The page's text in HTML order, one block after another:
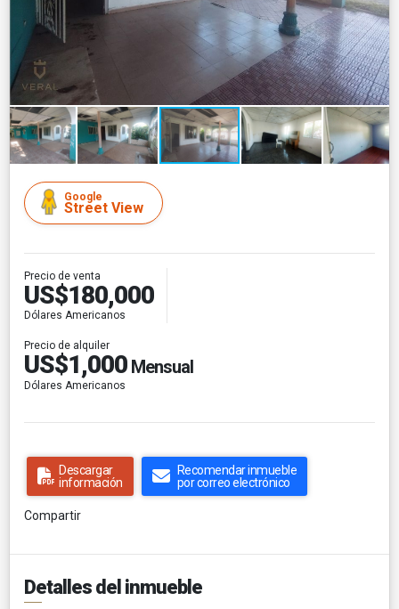
Google
Street View
Precio de venta
US$180,000
Dólares Americanos
Precio de alquiler
US$1,000 Mensual
Dólares Americanos
Descargar
información
Recomendar inmueble
por correo electrónico
Compartir
Detalles del inmueble